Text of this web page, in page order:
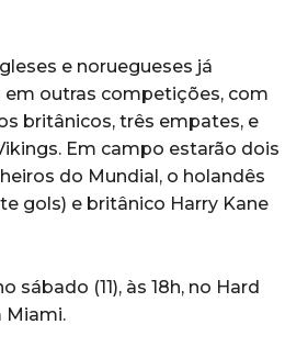
e noruegueses já
em outras competições, com
britânicos, três empates, e
Em campo estarão dois
do Mundial, o holandês
gols) e britânico Harry Kane
sábado (11), às 18h, no Hard
Miami.